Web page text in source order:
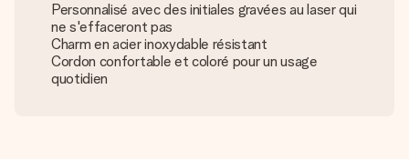
Personnalisé avec des initiales gravées au laser qui
ne s'effaceront pas
Charm en acier inoxydable résistant
Cordon confortable et coloré pour un usage
quotidien